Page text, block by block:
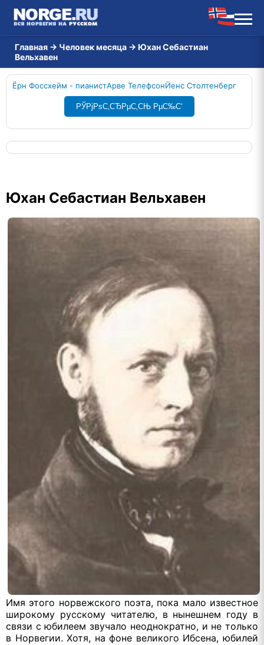
Главная → Человек месяца → Юхан Себастиан
Вельхавен
Ёрн Фоссхейм - пианистАрве ТелефсонЙенс Столтенберг
РЎРјРѕС‚СЂРµС‚СЊ РµС‰С‘
Юхан Себастиан Вельхавен
Имя этого норвежского поэта, пока мало известное
широкому русскому читателю, в нынешнем году в
связи с юбилеем звучало неоднократно, и не только
в Норвегии. Хотя, на фоне великого Ибсена, юбилей